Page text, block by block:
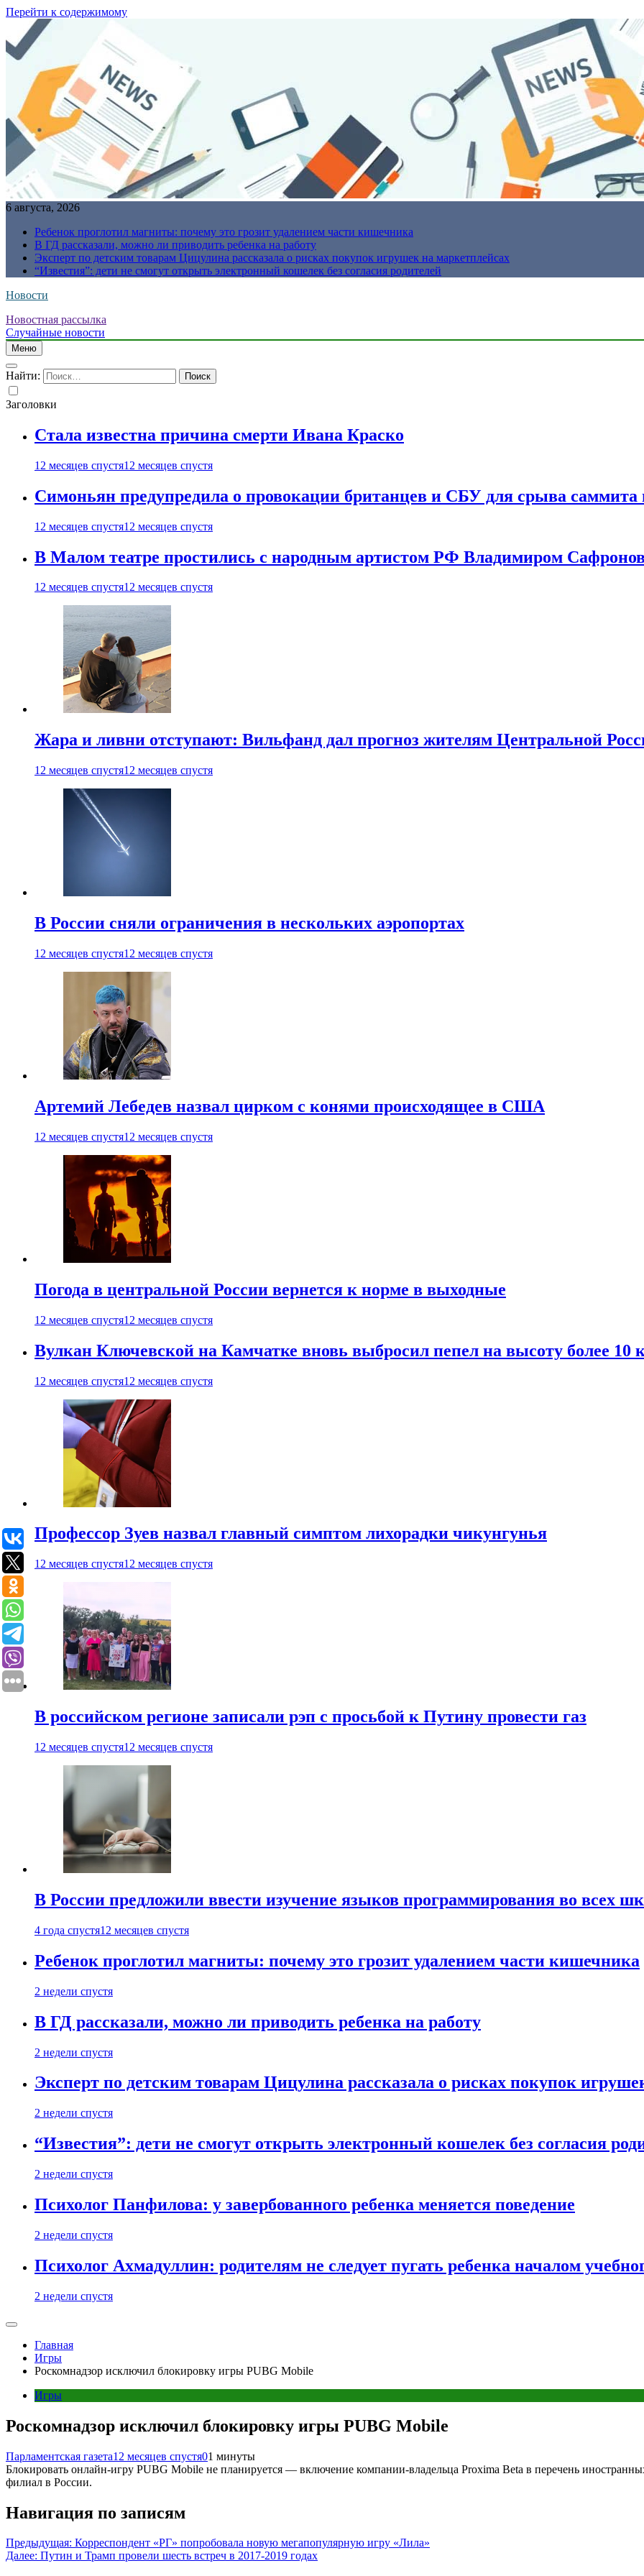
Перейти к содержимому
6 августа, 2026
Ребенок проглотил магниты: почему это грозит удалением части кишечника
В ГД рассказали, можно ли приводить ребенка на работу
Эксперт по детским товарам Цицулина рассказала о рисках покупок игрушек на маркетплейсах
“Известия”: дети не смогут открыть электронный кошелек без согласия родителей
Новости
Новостная рассылка
Случайные новости
Меню
Найти:
Заголовки
Стала известна причина смерти Ивана Краско
12 месяцев спустя12 месяцев спустя
Симоньян предупредила о провокации британцев и СБУ для срыва саммита
12 месяцев спустя12 месяцев спустя
В Малом театре простились с народным артистом РФ Владимиром
12 месяцев спустя12 месяцев спустя
Жара и ливни отступают: Вильфанд дал прогноз жителям Центральной
12 месяцев спустя12 месяцев спустя
В России сняли ограничения в нескольких аэропортах
12 месяцев спустя12 месяцев спустя
Артемий Лебедев назвал цирком с конями происходящее в США
12 месяцев спустя12 месяцев спустя
Погода в центральной России вернется к норме в выходные
12 месяцев спустя12 месяцев спустя
Вулкан Ключевской на Камчатке вновь выбросил пепел на высоту более 10
12 месяцев спустя12 месяцев спустя
Профессор Зуев назвал главный симптом лихорадки чикунгунья
12 месяцев спустя12 месяцев спустя
В российском регионе записали рэп с просьбой к Путину провести газ
12 месяцев спустя12 месяцев спустя
В России предложили ввести изучение языков программирования во всех
4 года спустя12 месяцев спустя
Ребенок проглотил магниты: почему это грозит удалением части кишечника
2 недели спустя
В ГД рассказали, можно ли приводить ребенка на работу
2 недели спустя
Эксперт по детским товарам Цицулина рассказала о рисках покупок
2 недели спустя
“Известия”: дети не смогут открыть электронный кошелек без согласия
2 недели спустя
Психолог Панфилова: у завербованного ребенка меняется поведение
2 недели спустя
Психолог Ахмадуллин: родителям не следует пугать ребенка началом
2 недели спустя
Главная
Игры
Роскомнадзор исключил блокировку игры PUBG Mobile
Игры
Роскомнадзор исключил блокировку игры PUBG Mobile
Парламентская газета12 месяцев спустя01 минуты
Блокировать онлайн-игру PUBG Mobile не планируется — включение компании-владельца Proxima Beta в перечень
филиал в России.
Навигация по записям
Предыдущая: Корреспондент «РГ» попробовала новую мегапопулярную игру «Лила»
Далее: Путин и Трамп провели шесть встреч в 2017-2019 годах